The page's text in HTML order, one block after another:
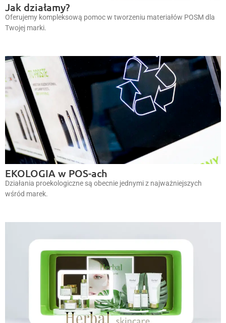
Jak działamy?
Oferujemy kompleksową pomoc w tworzeniu materiałów POSM dla
Twojej marki.
EKOLOGIA w POS-ach
Działania proekologiczne są obecnie jednymi z najważniejszych
wśród marek.